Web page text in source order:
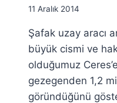
By
Fuat
Özyar
11 Aralık 2014
Şafak uzay aracı
büyük cismi ve
olduğumuz
gezegenden 1,2
göründüğünü